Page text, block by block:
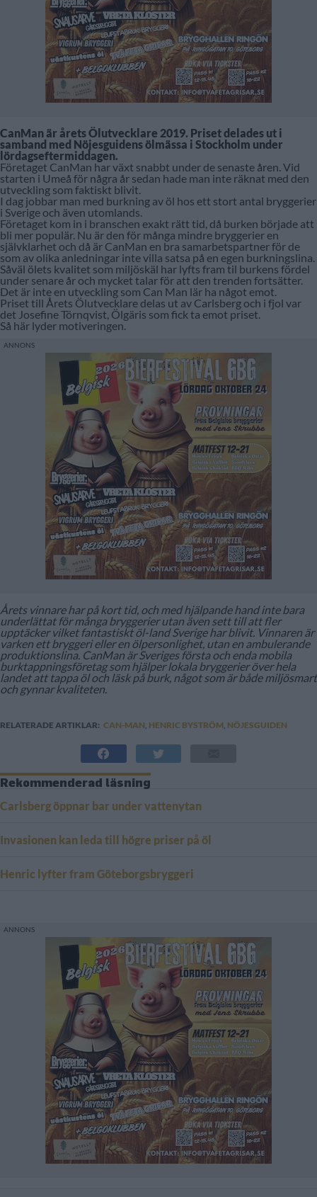
CanMan är årets Ölutvecklare 2019. Priset delades ut i
samband med Nöjesguidens ölmässa i Stockholm under
lördagseftermiddagen.
Företaget CanMan har växt snabbt under de senaste åren. Vid
starten i Umeå för några år sedan hade man inte räknat med den
utveckling som faktiskt blivit.
I dag jobbar man med burkning av öl hos ett stort antal bryggerier
i Sverige och även utomlands.
Företaget kom in i branschen exakt rätt tid, då burken började att
bli mer populär. Nu är den för många mindre bryggerier en
självklarhet och då är CanMan en bra samarbetspartner för de
som av olika anledningar inte villa satsa på en egen burkningslina.
Såväl ölets kvalitet som miljöskäl har lyfts fram til burkens fördel
under senare år och mycket talar för att den trenden fortsätter.
Det är inte en utveckling som Can Man lär ha något emot.
Priset till Årets Ölutvecklare delas ut av Carlsberg och i fjol var
det Josefine Törnqvist, Ölgäris som fick ta emot priset.
Så här lyder motiveringen.
Årets vinnare har på kort tid, och med hjälpande hand inte bara
underlättat för många bryggerier utan även sett till att fler
upptäcker vilket fantastiskt öl-land Sverige har blivit. Vinnaren är
varken ett bryggeri eller en ölpersonlighet, utan en ambulerande
produktionslina. CanMan är Sveriges första och enda mobila
burktappningsföretag som hjälper lokala bryggerier över hela
landet att tappa öl och läsk på burk, något som är både miljösmart
och gynnar kvaliteten.
RELATERADE ARTIKLAR: CAN-MAN HENRIC BYSTRÖM NÖJESGUIDEN
Rekommenderad läsning
Carlsberg öppnar bar under vattenytan
Invasionen kan leda till högre priser på öl
Henric lyfter fram Göteborgsbryggeri